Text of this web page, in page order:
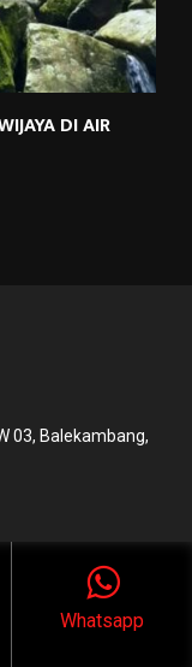
DI AIR
03, Balekambang,
Jawa Timur
Whatsapp